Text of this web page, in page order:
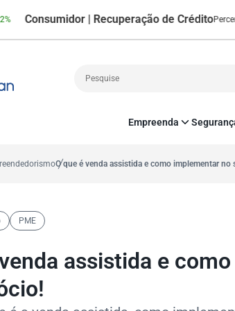
| Recuperação de CréditoPercentual
Empreenda
Crédito
Marketing
Proteção de Dados
O que é venda assistida e como implementar no
PME
assistida e